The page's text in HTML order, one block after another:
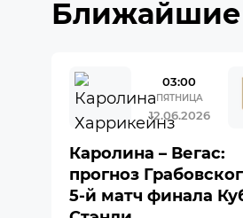
Ближайшие
03:00
ПЯТНИЦА
12.06.2026
Каролина – Вегас:
прогноз
5-й матч финала